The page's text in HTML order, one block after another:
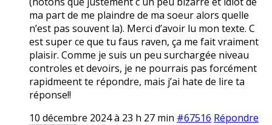
ma part de me plaindre de ma soeur alors quelle
n’est pas souvent la). Merci d’avoir lu mon texte. C
est super ce que tu faus raven, ça me fait vraiment
plaisir. Comme je suis un peu surchargée niveau
controles et devoirs, je ne pourrais pas forcément
rapidmeent te répondre, mais j’ai hate de lire ta
réponse!!
10 décembre 2024 à 23 h 27 min #67516 Répondre